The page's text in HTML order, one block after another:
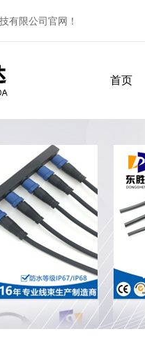
有限公司官网！
首页